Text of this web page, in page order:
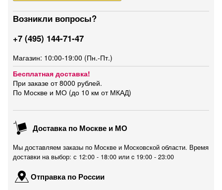
Возникли вопросы?
+7 (495) 144-71-47
Магазин: 10:00-19:00 (Пн.-Пт.)
Бесплатная доставка!
При заказе от 8000 рублей.
По Москве и МО (до 10 км от МКАД)
Доставка по Москве и МО
Мы доставляем заказы по Москве и Московской области. Время
доставки на выбор: с 12:00 - 18:00 или c 19:00 - 23:00
Отправка по России